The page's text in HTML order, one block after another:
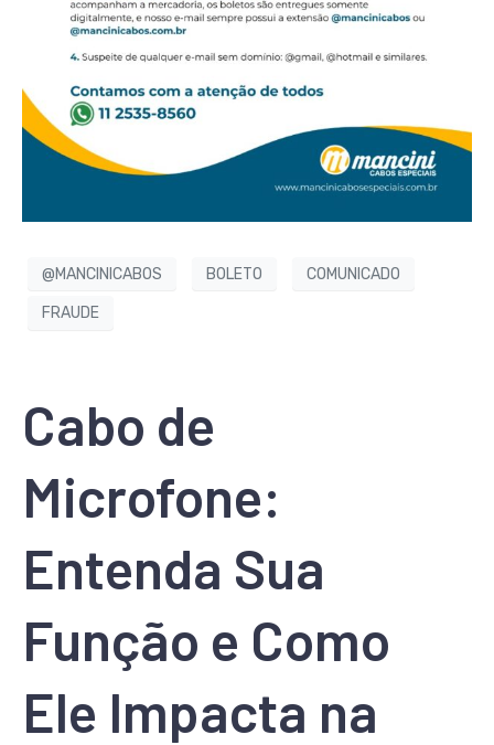
@MANCINICABOS BOLETO COMUNICADO
FRAUDE
Cabo de
Microfone:
Entenda Sua
Função e Como
Ele Impacta na